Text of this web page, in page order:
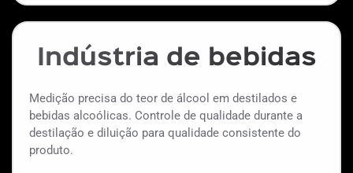
Indústria de bebidas
Medição precisa do teor de álcool em destilados e
bebidas alcoólicas. Controle de qualidade durante a
destilação e diluição para qualidade consistente do
produto.